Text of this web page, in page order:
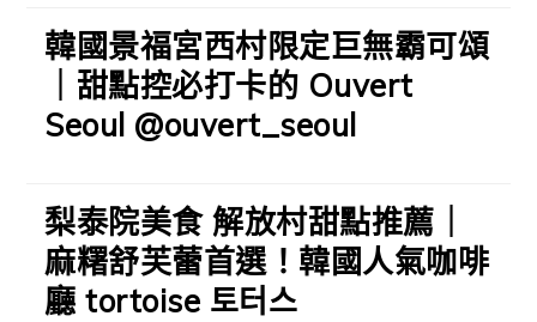
韓國景福宮西村限定巨無霸可頌
｜甜點控必打卡的 Ouvert
Seoul @ouvert_seoul
梨泰院美食 解放村甜點推薦｜
麻糬舒芙蕾首選！韓國人氣咖啡
廳 tortoise 토터스